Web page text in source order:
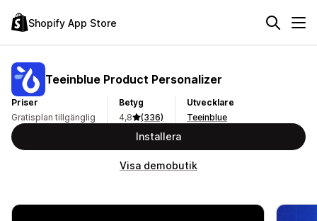
Shopify App Store
Teeinblue Product Personalizer
Priser
Gratisplan tillgänglig
Betyg
4,8
(336)
Utvecklare
Teeinblue
Installera
Visa demobutik